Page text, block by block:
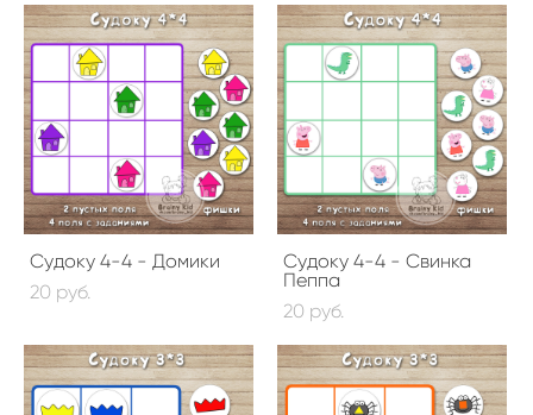
Судоку 4-4 - Домики
20 pуб.
Судоку 4-4 - Свинка
Пеппа
20 pуб.